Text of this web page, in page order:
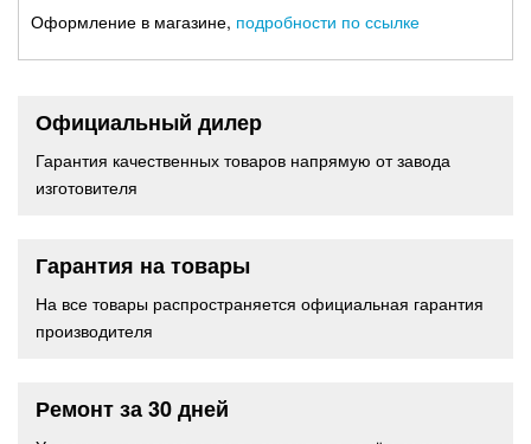
Оформление в магазине, подробности по ссылке
Официальный дилер
Гарантия качественных товаров напрямую от завода
изготовителя
Гарантия на товары
На все товары распространяется официальная гарантия
производителя
Ремонт за 30 дней